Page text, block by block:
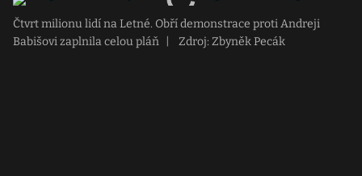
Čtvrt milionu lidí na Letné. Obří demonstrace proti Andreji
Babišovi zaplnila celou pláň
Zdroj: Zbyněk Pecák